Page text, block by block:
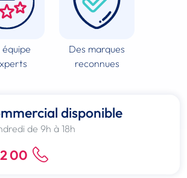
équipe
Des marques
reconnues
disponible
de 9h à 18h
00